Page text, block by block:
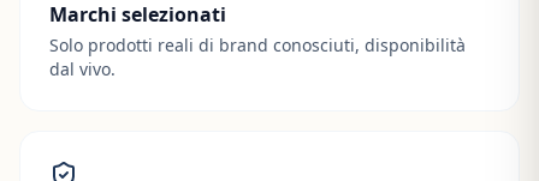
Marchi selezionati
Solo prodotti reali di brand conosciuti, disponibilità
dal vivo.